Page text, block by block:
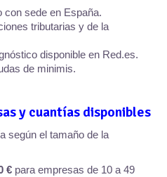
con sede en España.
tributarias y de la
disponible en Red.es.
de minimis.
y cuantías disponibles
según el tamaño de la
€ para empresas de 10 a 49